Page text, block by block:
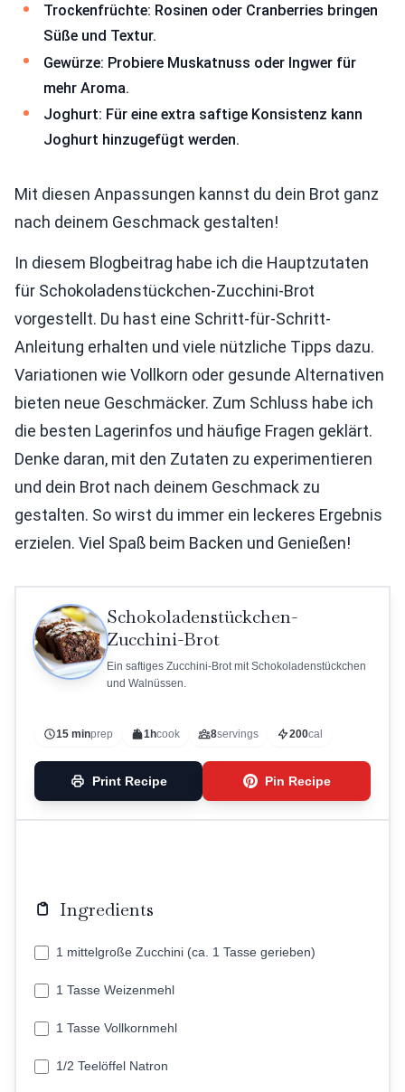
Trockenfrüchte: Rosinen oder Cranberries bringen
Süße und Textur.
Gewürze: Probiere Muskatnuss oder Ingwer für
mehr Aroma.
Joghurt: Für eine extra saftige Konsistenz kann
Joghurt hinzugefügt werden.
Mit diesen Anpassungen kannst du dein Brot ganz
nach deinem Geschmack gestalten!
In diesem Blogbeitrag habe ich die Hauptzutaten
für Schokoladenstückchen-Zucchini-Brot
vorgestellt. Du hast eine Schritt-für-Schritt-
Anleitung erhalten und viele nützliche Tipps dazu.
Variationen wie Vollkorn oder gesunde Alternativen
bieten neue Geschmäcker. Zum Schluss habe ich
die besten Lagerinfos und häufige Fragen geklärt.
Denke daran, mit den Zutaten zu experimentieren
und dein Brot nach deinem Geschmack zu
gestalten. So wirst du immer ein leckeres Ergebnis
erzielen. Viel Spaß beim Backen und Genießen!
Schokoladenstückchen-
Zucchini-Brot
Ein saftiges Zucchini-Brot mit Schokoladenstückchen
und Walnüssen.
15 minprep 1hcook 8servings 200cal
Print Recipe Pin Recipe
Ingredients
1 mittelgroße Zucchini (ca. 1 Tasse gerieben)
1 Tasse Weizenmehl
1 Tasse Vollkornmehl
1/2 Teelöffel Natron